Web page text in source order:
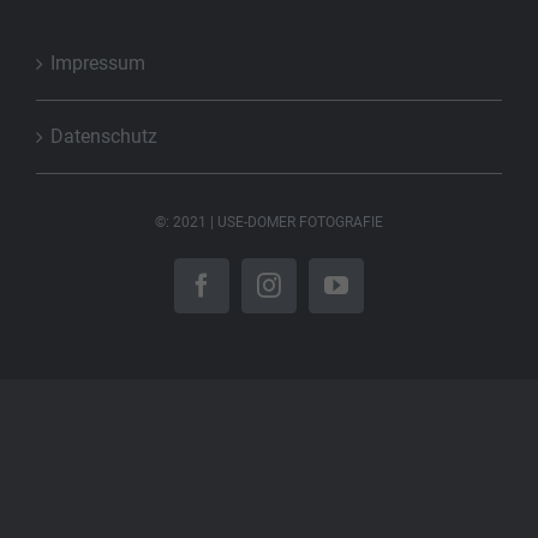
Impressum
Datenschutz
©: 2021 | USE-DOMER FOTOGRAFIE
FacebookInstagramYouTube